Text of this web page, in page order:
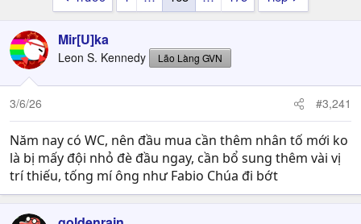
a
d
s
t
a
t
e
r
y
i
Mir[U]ka
Leon S. Kennedy Lão Làng GVN
3/6/26 #3,241
Năm nay có WC, nên đầu mua cần thêm nhân tố mới ko
là bị mấy đội nhỏ đè đầu ngay, cần bổ sung thêm vài vị
trí thiếu, tống mí ông như Fabio Chúa đi bớt